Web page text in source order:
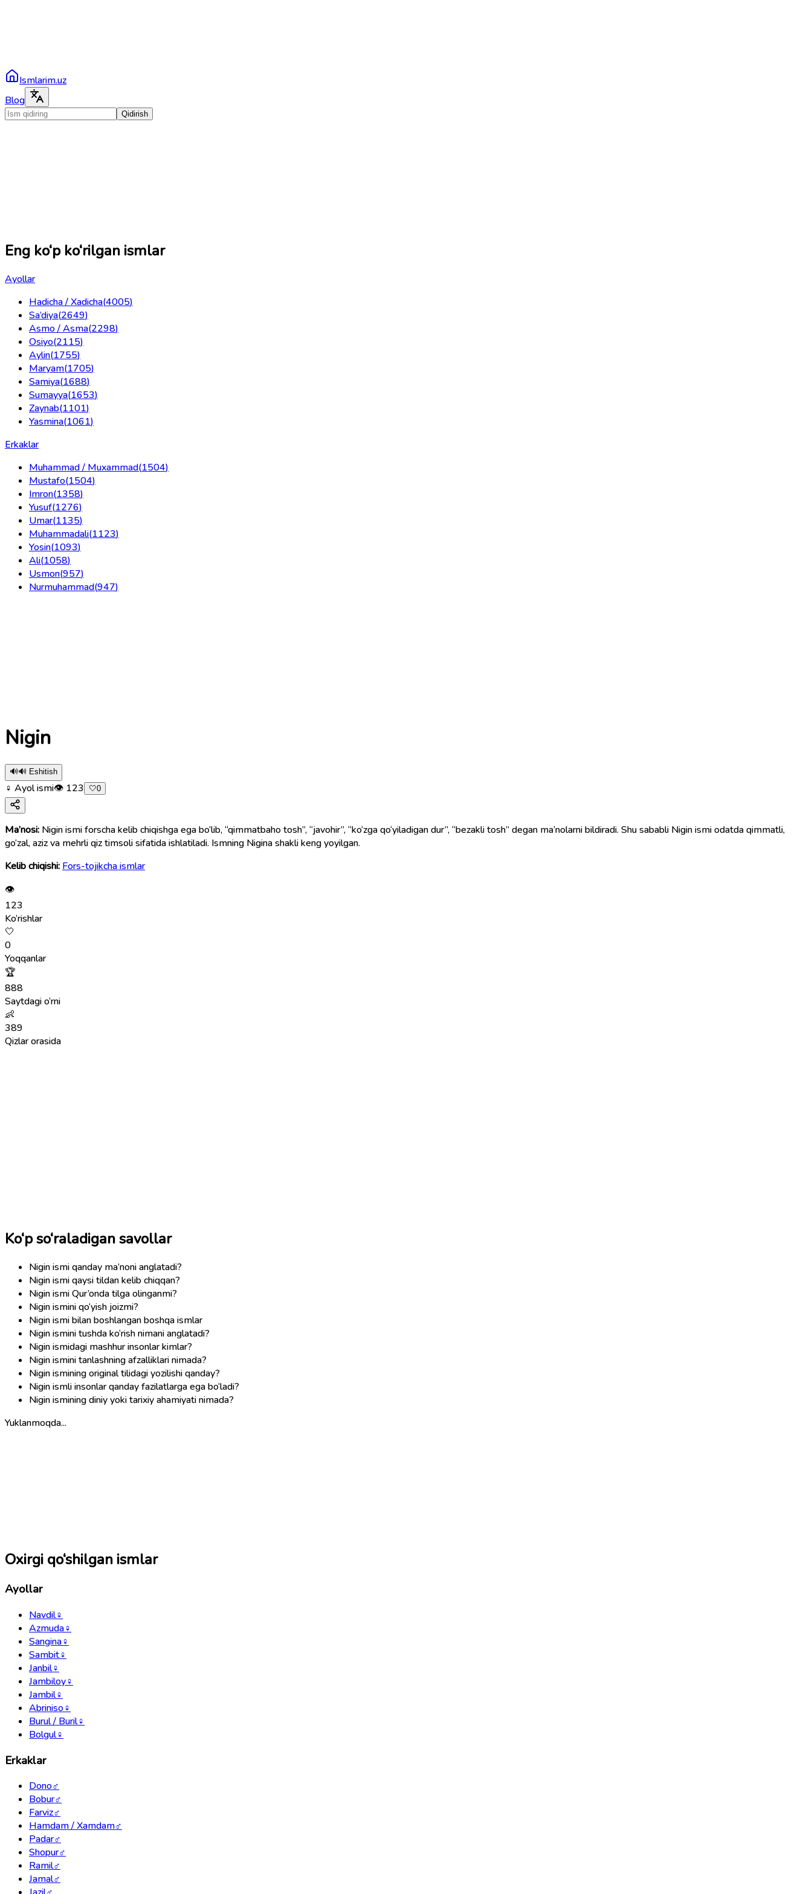
Ismlarim.uz
Blog
Qidirish
Eng ko‘p ko‘rilgan ismlar
Ayollar
Hadicha / Xadicha(4005)
Sa’diya(2649)
Asmo / Asma(2298)
Osiyo(2115)
Aylin(1755)
Maryam(1705)
Samiya(1688)
Sumayya(1653)
Zaynab(1101)
Yasmina(1061)
Erkaklar
Muhammad / Muxammad(1504)
Mustafo(1504)
Imron(1358)
Yusuf(1276)
Umar(1135)
Muhammadali(1123)
Yosin(1093)
Ali(1058)
Usmon(957)
Nurmuhammad(947)
Nigin
🔊🔊 Eshitish
♀ Ayol ismi👁 123 🤍0
Ma’nosi: Nigin ismi forscha kelib chiqishga ega bo‘lib, “qimmatbaho tosh”, “javohir”, “ko‘zga qo‘yiladigan dur”, “bezakli tosh” degan ma’nolarni bildiradi. Shu sababli Nigin ismi odatda qimmatli,
go‘zal, aziz va mehrli qiz timsoli sifatida ishlatiladi. Ismning Nigina shakli keng yoyilgan.
Kelib chiqishi: Fors-tojikcha ismlar
👁
123
Ko‘rishlar
🤍
0
Yoqqanlar
🏆
888
Saytdagi o‘rni
👶
389
Qizlar orasida
Ko‘p so‘raladigan savollar
Nigin ismi qanday ma’noni anglatadi?
Nigin ismi qaysi tildan kelib chiqqan?
Nigin ismi Qur’onda tilga olinganmi?
Nigin ismini qo‘yish joizmi?
Nigin ismi bilan boshlangan boshqa ismlar
Nigin ismini tushda ko‘rish nimani anglatadi?
Nigin ismidagi mashhur insonlar kimlar?
Nigin ismini tanlashning afzalliklari nimada?
Nigin ismining original tilidagi yozilishi qanday?
Nigin ismli insonlar qanday fazilatlarga ega bo‘ladi?
Nigin ismining diniy yoki tarixiy ahamiyati nimada?
Yuklanmoqda...
Oxirgi qo‘shilgan ismlar
Ayollar
Navdil♀
Azmuda♀
Sangina♀
Sambit♀
Janbil♀
Jambiloy♀
Jambil♀
Abriniso♀
Burul / Buril♀
Bolgul♀
Erkaklar
Dono♂
Bobur♂
Farviz♂
Hamdam / Xamdam♂
Padar♂
Shopur♂
Ramil♂
Jamal♂